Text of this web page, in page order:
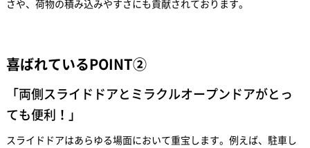
さや、荷物の積み込みやすさにも貢献されております。
喜ばれているPOINT②
「両側スライドドアとミラクルオープンドアがとっ
ても便利！」
スライドドアはあらゆる場面において重宝します。例えば、駐車し